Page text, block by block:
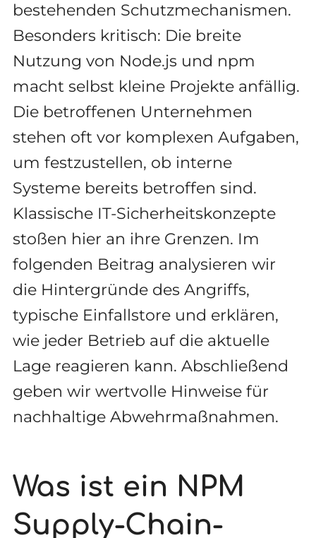
bestehenden Schutzmechanismen.
Besonders kritisch: Die breite
Nutzung von Node.js und npm
macht selbst kleine Projekte anfällig.
Die betroffenen Unternehmen
stehen oft vor komplexen Aufgaben,
um festzustellen, ob interne
Systeme bereits betroffen sind.
Klassische IT-Sicherheitskonzepte
stoßen hier an ihre Grenzen. Im
folgenden Beitrag analysieren wir
die Hintergründe des Angriffs,
typische Einfallstore und erklären,
wie jeder Betrieb auf die aktuelle
Lage reagieren kann. Abschließend
geben wir wertvolle Hinweise für
nachhaltige Abwehrmaßnahmen.
Was ist ein NPM
Supply-Chain-